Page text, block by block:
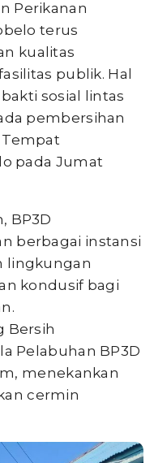
Perikanan
terus
kualitas
publik. Hal
sosial lintas
pembersihan
Tempat
pada Jumat
BP3D
berbagai instansi
lingkungan
kondusif bagi
Bersih
Pelabuhan BP3D
menekankan
cermin